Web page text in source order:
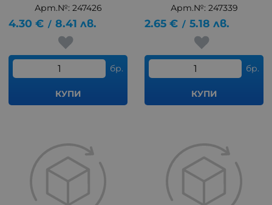
Арт.№: 247426
4.30 € / 8.41 лв.
бр.
КУПИ
Арт.№: 247339
2.65 € / 5.18 лв.
бр.
КУПИ